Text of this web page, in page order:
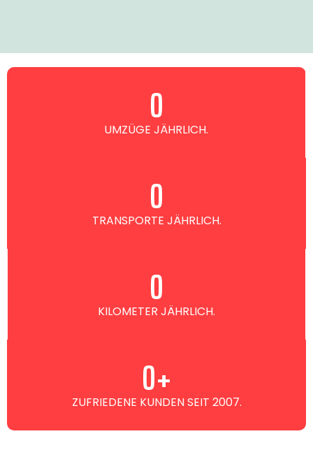
UMZÜGE JÄHRLICH.
0
TRANSPORTE JÄHRLICH.
0
KILOMETER JÄHRLICH.
0
ZUFRIEDENE KUNDEN SEIT 2007.
0+